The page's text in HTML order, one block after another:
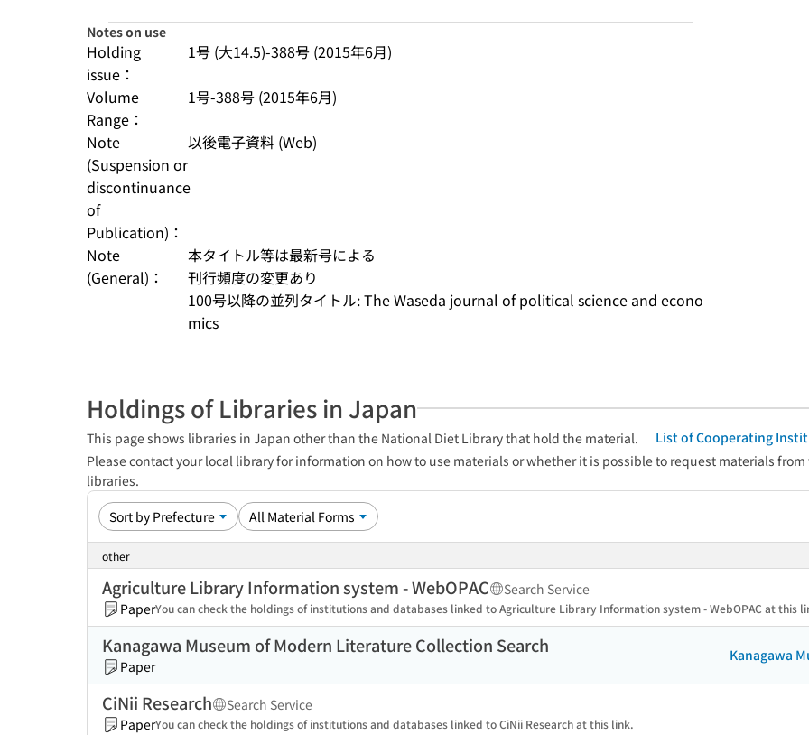
Notes on use
Holding
issue：
1号 (大14.5)-388号 (2015年6月)
Volume
Range：
1号-388号 (2015年6月)
Note
(Suspension or
discontinuance
of
Publication)：
以後電子資料 (Web)
Note
(General)：
本タイトル等は最新号による
刊行頻度の変更あり
100号以降の並列タイトル: The Waseda journal of political science and econo
mics
Holdings of Libraries in Japan
This page shows libraries in Japan other than the National Diet Library that hold the material.
List of Cooperating
Please contact your local library for information on how to use materials or whether it is possible to request materials
libraries.
other
Agriculture Library Information system - WebOPAC
Search Service
PaperYou can check the holdings of institutions and databases linked to Agriculture Library Information system - WebOPAC at this
Kanagawa Museum of Modern Literature Collection Search
Paper
Kanagawa
CiNii Research
Search Service
PaperYou can check the holdings of institutions and databases linked to CiNii Research at this link.